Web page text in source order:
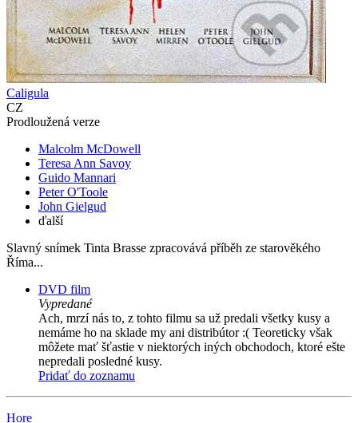
Caligula
CZ
Prodloužená verze
Malcolm McDowell
Teresa Ann Savoy
Guido Mannari
Peter O'Toole
John Gielgud
ďalší
Slavný snímek Tinta Brasse zpracovává příběh ze starověkého
Říma...
DVD film
Vypredané
Ach, mrzí nás to, z tohto filmu sa už predali všetky kusy a
nemáme ho na sklade my ani distribútor :( Teoreticky však
môžete mať šťastie v niektorých iných obchodoch, ktoré ešte
nepredali posledné kusy.
Pridať do zoznamu
Hore